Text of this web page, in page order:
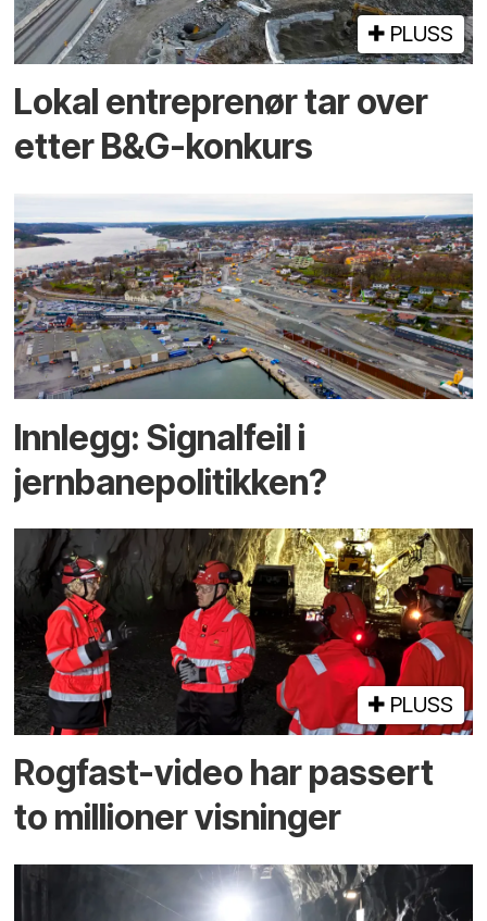
PLUSS
Lokal entreprenør tar over
etter B&G-konkurs
Innlegg: Signalfeil i
jernbanepolitikken?
PLUSS
Rogfast-video har passert
to millioner visninger